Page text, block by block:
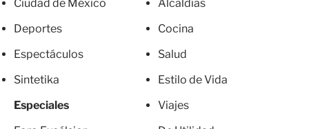
Ciudad de México
Deportes
Espectáculos
Sintetika
Especiales
Alcaldías
Cocina
Salud
Estilo de Vida
Viajes